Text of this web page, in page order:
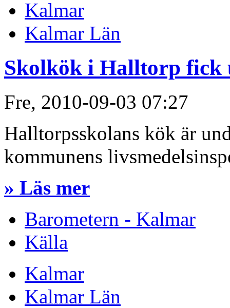
Kalmar
Kalmar Län
Skolkök i Halltorp fick
Fre, 2010-09-03 07:27
Halltorpsskolans kök är
kommunens
» Läs mer
Barometern - Kalmar
Källa
Kalmar
Kalmar Län